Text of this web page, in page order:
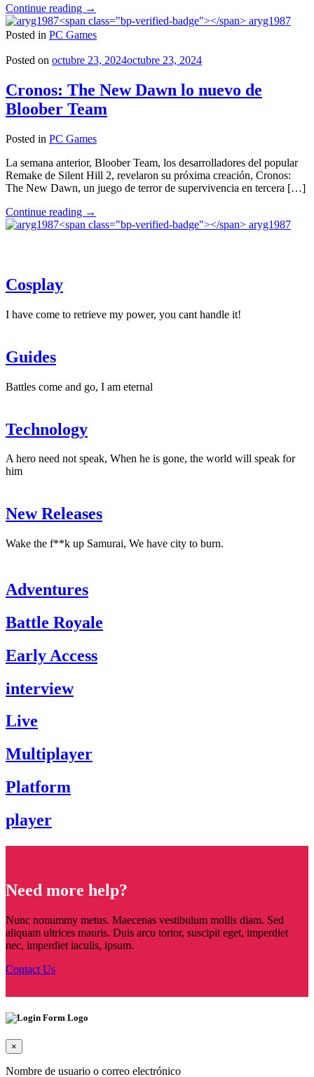
Continue reading "Bye
Sweet
Carole
videojuego
terror
con
estética
de
llegará
en
2025"
→
aryg1987
Posted in PC Games
Posted on octubre 23, 2024octubre 23, 2024
Cronos: The New Dawn lo nuevo de
Bloober Team
Posted in PC Games
La semana anterior, Bloober Team, los desarrolladores del popular
Remake de Silent Hill 2, revelaron su próxima creación, Cronos:
The New Dawn, un juego de terror de supervivencia en tercera […]
Continue reading "Cronos:
The
Team"
→
aryg1987
Cosplay
I have come to retrieve my power, you cant handle it!
Guides
Battles come and go, I am eternal
Technology
A hero need not speak, When he is gone, the world will speak for
him
New Releases
Wake the f**k up Samurai, We have city to burn.
Adventures
Battle Royale
Early Access
interview
Live
Multiplayer
Platform
player
Need more help?
Nunc nonummy metus. Maecenas vestibulum mollis diam. Sed
aliquam ultrices mauris. Duis arcu tortor, suscipit eget, imperdiet
nec, imperdiet iaculis, ipsum.
Contact Us
×
Nombre de usuario o correo electrónico